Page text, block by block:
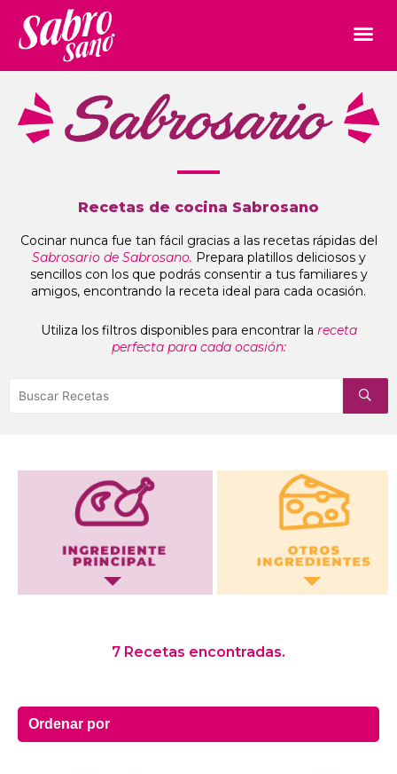
Recetas de cocina Sabrosano
Cocinar nunca fue tan fácil gracias a las recetas rápidas del
Sabrosario de Sabrosano. Prepara platillos deliciosos y
sencillos con los que podrás consentir a tus familiares y
amigos, encontrando la receta ideal para cada ocasión.
Utiliza los filtros disponibles para encontrar la receta
perfecta para cada ocasión:
Otros Ingredientes
7 Recetas encontradas.